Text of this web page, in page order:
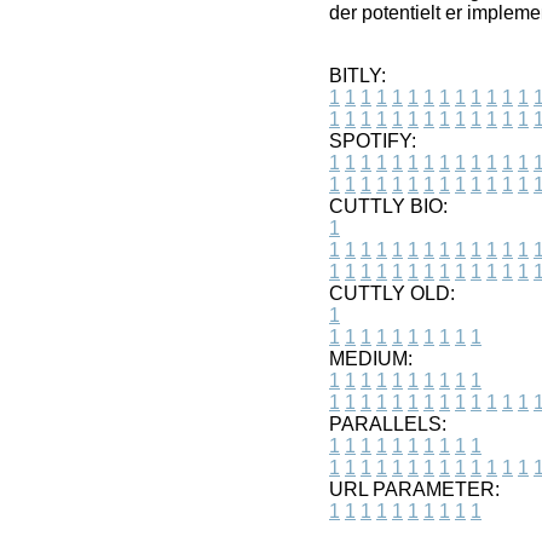
der potentielt er
BITLY:
1 1 1 1 1 1 1 1 1 1 1 1 1 1
1 1 1 1 1 1 1 1 1 1 1 1 1 1
SPOTIFY:
1 1 1 1 1 1 1 1 1 1 1 1 1 1
1 1 1 1 1 1 1 1 1 1 1 1 1 1
CUTTLY BIO:
1
1 1 1 1 1 1 1 1 1 1 1 1 1 1
1 1 1 1 1 1 1 1 1 1 1 1 1 1
CUTTLY OLD:
1
1 1 1 1 1 1 1 1 1 1
MEDIUM:
1 1 1 1 1 1 1 1 1 1
1 1 1 1 1 1 1 1 1 1 1 1 1 1
PARALLELS:
1 1 1 1 1 1 1 1 1 1
1 1 1 1 1 1 1 1 1 1 1 1 1 1
URL PARAMETER:
1 1 1 1 1 1 1 1 1 1